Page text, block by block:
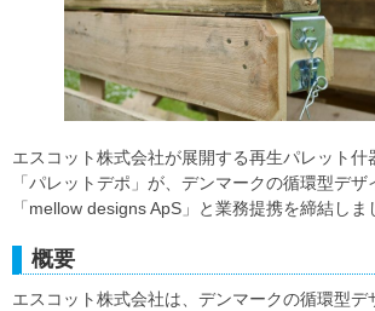
エスコット株式会社が展開する再生パレット什
「パレットデポ」が、デンマークの循環型デザ
「mellow designs ApS」と業務提携を締結しま
概要
エスコット株式会社は、デンマークの循環型デ